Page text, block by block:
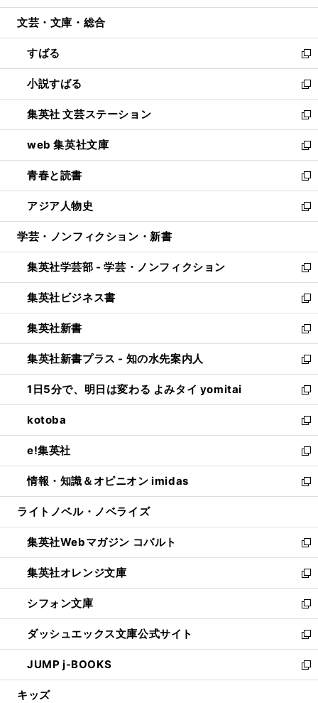
開
ウ
開
く
ン
ウ
で
開
く
ウ
ン
ド
ウ
で
開
く
文芸・文庫・総合
すばる
新
し
い
ウ
ィ
ン
ド
ウ
で
開
く
小説すばる
新
し
い
ウ
ィ
ン
ド
ウ
で
開
集英社 文芸ステーション
新
し
い
ウ
ィ
ン
ド
ウ
開
く
web 集英社文庫
新
し
い
ウ
ィ
ン
ウ
で
開
く
青春と読書
新
し
い
ウ
ン
ド
ウ
で
開
く
アジア人物史
新
し
ウ
ィ
ン
ド
ウ
で
開
く
学芸・ノンフィクション・新書
集英社学芸部 - 学芸・ノンフィクション
新
し
い
ウ
ィ
ン
ド
ウ
で
開
く
集英社ビジネス書
新
し
い
ウ
ィ
ン
ド
ウ
で
開
く
集英社新書
新
し
い
ウ
ィ
ン
ド
ウ
で
開
く
集英社新書プラス - 知の水先案内人
新
し
い
ウ
ィ
ン
ド
ウ
で
開
1日5分で、明日は変わる よみタイ yomitai
新
し
い
ウ
ィ
ン
ド
ウ
開
く
kotoba
新
し
い
ウ
ィ
ン
ウ
で
開
く
e!集英社
新
し
い
ウ
ン
ド
ウ
で
開
く
情報・知識＆オピニオン imidas
新
し
ウ
ィ
ン
ド
ウ
で
開
く
ライトノベル・ノベライズ
集英社Webマガジン コバルト
新
し
い
ウ
ィ
ン
ド
ウ
で
開
集英社オレンジ文庫
新
し
い
ウ
ィ
ン
ド
ウ
シフォン文庫
新
し
い
ウ
ィ
ン
ダッシュエックス文庫公式サイト
新
し
い
ウ
JUMP j-BOOKS
新
し
キッズ